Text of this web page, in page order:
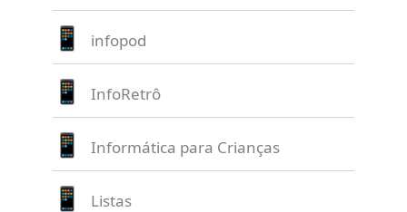
infopod
InfoRetrô
Informática para Crianças
Listas